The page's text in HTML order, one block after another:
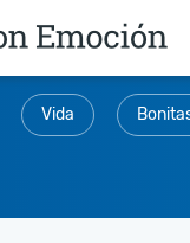
Vida